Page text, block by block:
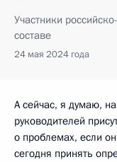
Участники
составе
24 мая 2024 года
А сейчас, я думаю,
руководителей
о проблемах, если
сегодня принять